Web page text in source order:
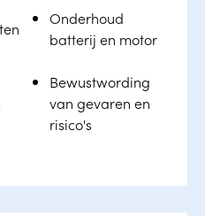
Onderhoud
batterij en motor
Bewustwording
van gevaren en
risico's